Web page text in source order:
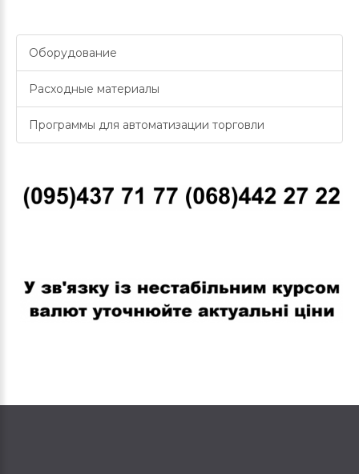
Оборудование
Расходные материалы
Программы для автоматизации торговли